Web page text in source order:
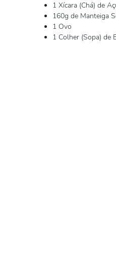
1 Xícara (Chá) de
160g de Manteiga
1 Ovo
1 Colher (Sopa) de